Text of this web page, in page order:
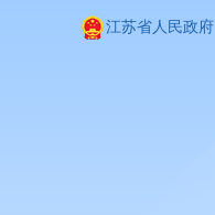
江苏省人民政府